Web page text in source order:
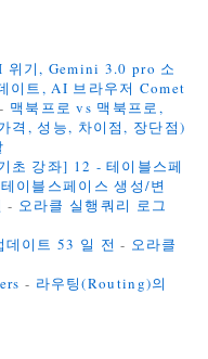
기, Gemini 3.0 pro 소
이트, AI 브라우저 Comet
- 맥북프로 vs 맥북프로,
격, 성능, 차이점, 장단점)
초 강좌] 12 - 테이블스페
이블스페이스 생성/변
- 오라클 실행쿼리 로그
이트 53 일 전 - 오라클
- 라우팅(Routing)의